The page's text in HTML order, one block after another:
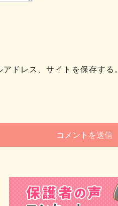
ドレス、サイトを保存する。